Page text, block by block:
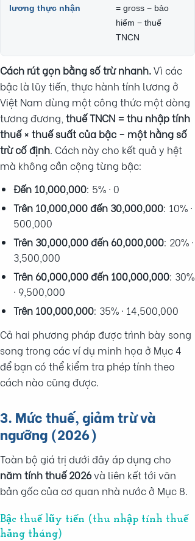
lương thực nhận
= gross − bảo
hiểm − thuế
TNCN
Cách rút gọn bằng số trừ nhanh.Vì các
bậc là lũy tiến, thực hành tính lương ở
Việt Nam dùng một công thức một dòng
tương đương, thuế TNCN = thu nhập tính
thuế × thuế suất của bậc − một hằng số
trừ cố định. Cách này cho kết quả y hệt
mà không cần cộng từng bậc:
Đến 10,000,000: 5% · 0
Trên 10,000,000 đến 30,000,000: 10% ·
500,000
Trên 30,000,000 đến 60,000,000: 20% ·
3,500,000
Trên 60,000,000 đến 100,000,000: 30%
· 9,500,000
Trên 100,000,000: 35% · 14,500,000
Cả hai phương pháp được trình bày song
song trong các ví dụ minh họa ở Mục 4
để bạn có thể kiểm tra phép tính theo
cách nào cũng được.
3. Mức thuế, giảm trừ và
ngưỡng (2026)
Toàn bộ giá trị dưới đây áp dụng cho
năm tính thuế 2026và liên kết tới văn
bản gốc của cơ quan nhà nước ở Mục 8.
Bậc thuế lũy tiến (thu nhập tính thuế
hằng tháng)